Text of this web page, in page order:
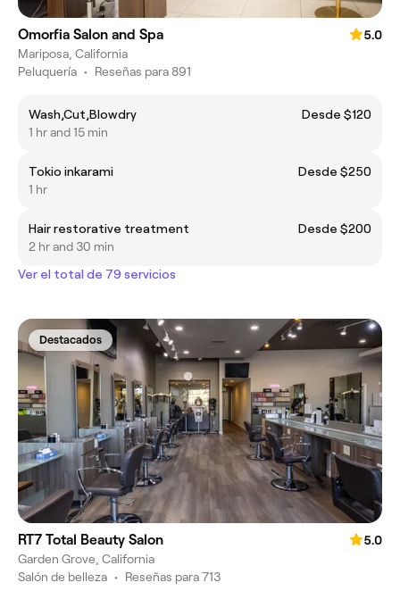
Omorfia Salon and Spa
5.0
Mariposa, California
Peluquería • Reseñas para 891
Wash,Cut,Blowdry
Desde $120
1 hr and 15 min
Tokio inkarami
Desde $250
1 hr
Hair restorative treatment
Desde $200
2 hr and 30 min
Ver el total de 79 servicios
Destacados
RT7 Total Beauty Salon
5.0
Garden Grove, California
Salón de belleza • Reseñas para 713